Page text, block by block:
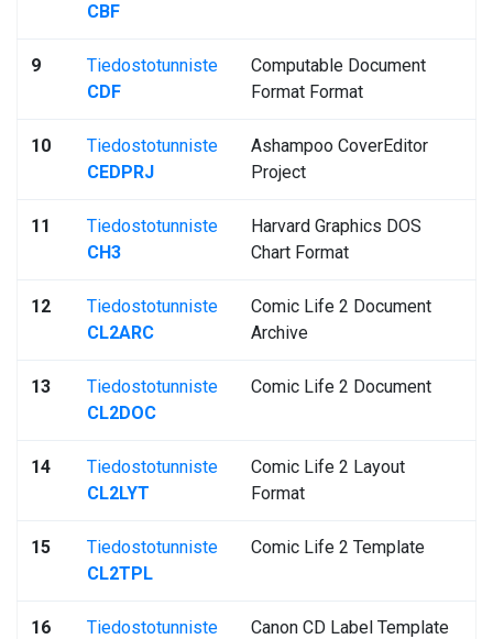
CBF
9
Tiedostotunniste
CDF
Computable Document
Format Format
10
Tiedostotunniste
CEDPRJ
Ashampoo CoverEditor
Project
11
Tiedostotunniste
CH3
Harvard Graphics DOS
Chart Format
12
Tiedostotunniste
CL2ARC
Comic Life 2 Document
Archive
13
Tiedostotunniste
CL2DOC
Comic Life 2 Document
14
Tiedostotunniste
CL2LYT
Comic Life 2 Layout
Format
15
Tiedostotunniste
CL2TPL
Comic Life 2 Template
16
Tiedostotunniste
Canon CD Label Template